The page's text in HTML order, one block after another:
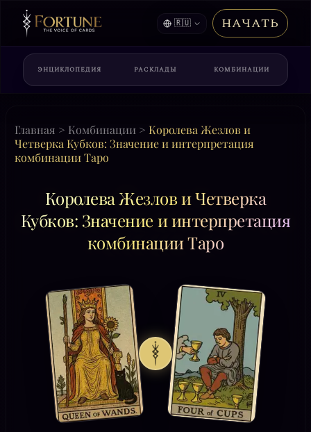
🇷🇺 НАЧАТЬ
ЭНЦИКЛОПЕДИЯ РАСКЛАДЫ КОМБИНАЦИИ
Главная > Комбинации > Королева Жезлов и
Четверка Кубков: Значение и интерпретация
комбинации Таро
Королева Жезлов и Четверка
Кубков: Значение и интерпретация
комбинации Таро